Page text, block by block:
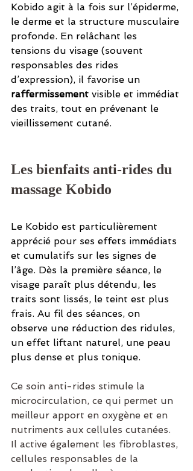
Kobido agit à la fois sur l’épiderme,
le derme et la structure musculaire
profonde. En relâchant les
tensions du visage (souvent
responsables des rides
d’expression), il favorise un
raffermissement visible et immédiat
des traits, tout en prévenant le
vieillissement cutané.
Les bienfaits anti-rides du
massage Kobido
Le Kobido est particulièrement
apprécié pour ses effets immédiats
et cumulatifs sur les signes de
l’âge. Dès la première séance, le
visage paraît plus détendu, les
traits sont lissés, le teint est plus
frais. Au fil des séances, on
observe une réduction des ridules,
un effet liftant naturel, une peau
plus dense et plus tonique.
Ce soin anti-rides stimule la
microcirculation, ce qui permet un
meilleur apport en oxygène et en
nutriments aux cellules cutanées.
Il active également les fibroblastes,
cellules responsables de la